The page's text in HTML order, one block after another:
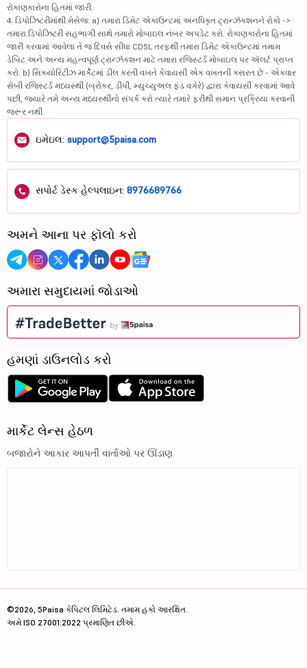
રોકાણકારોના હિતમાં જારી.
4. ડિપોઝિટરીમાંથી મેસેજ: a) તમારા ડિમેટ એકાઉન્ટમાં અનધિકૃત ટ્રાન્ઝૅક્શનને રોકો ->
તમારા ડિપોઝિટરી સહભાગી સાથે તમારો મોબાઇલ નંબર અપડેટ કરો. રોકાણકારોના હિતમાં
જારી કરવામાં આવેલા તે જ દિવસે સીધા CDSL તરફથી તમારા ડિમેટ એકાઉન્ટમાં તમામ
ડેબિટ અને અન્ય મહત્વપૂર્ણ ટ્રાન્ઝૅક્શન માટે તમારા રજિસ્ટર્ડ મોબાઇલ પર ઍલર્ટ પ્રાપ્ત
કરો. b) સિક્યોરિટીઝ માર્કેટમાં ડીલ કરતી વખતે કેવાયસી એક વખતની કસરત છે - એકવાર
સેબી રજિસ્ટર્ડ મધ્યસ્થી (બ્રોકર, ડીપી, મ્યુચ્યુઅલ ફંડ વગેરે) દ્વારા કેવાયસી કરવામાં આવે
પછી, જ્યારે તમે અન્ય મધ્યસ્થીનો સંપર્ક કરો ત્યારે તમારે ફરીથી સમાન પ્રક્રિયા કરવાની
જરૂર નથી.
ઇમેઇલ: support@5paisa.com
સપોર્ટ ડેસ્ક હેલ્પલાઇન: 8976689766
અમને આના પર ફૉલો કરો
અમારા સમુદાયમાં જોડાઓ
હમણાં ડાઉનલોડ કરો
માર્કેટ લેન્સ હેઠળ
બજારોને આકાર આપતી વાર્તાઓ પર ઊંડાણ
©2026, 5Paisa કેપિટલ લિમિટેડ. તમામ હકો આરક્ષિત.
અમે ISO 27001:2022 પ્રમાણિત છીએ.